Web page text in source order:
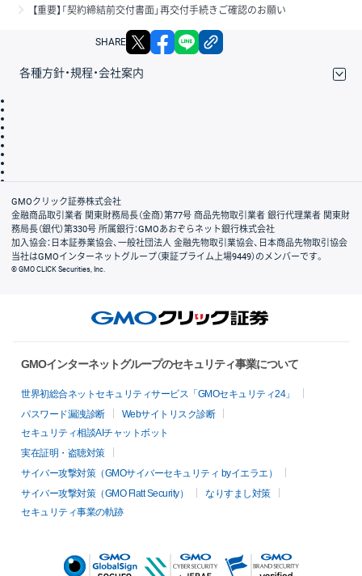
【重要】「契約締結前交付書面」再交付手続きご確認のお願い
SHARE X facebook
各種方針・規程・会社案内
会社案内
GMOクリック証券株式会社
金融商品取引業者 関東財務局長（金商）第77号 商品先物取引業者 銀行代理業者 関東財
務局長（銀代）第330号 所属銀行：GMOあおぞらネット銀行株式会社
加入協会：日本証券業協会、一般社団法人 金融先物取引業協会、日本商品先物取引協会
当社はGMOインターネットグループ（東証プライム上場9449）のメンバーです。
© GMO CLICK Securities, Inc.
GMOインターネットグループのセキュリティ事業について
世界初総合ネットセキュリティサービス「GMOセキュリティ24」
パスワード漏洩診断
Webサイトリスク診断
セキュリティ相談AIチャットボット
実在証明・盗聴対策
サイバー攻撃対策（GMOサイバーセキュリティ byイエラエ）
サイバー攻撃対策（GMO Flatt Security）
なりすまし対策
セキュリティ事業の軌跡